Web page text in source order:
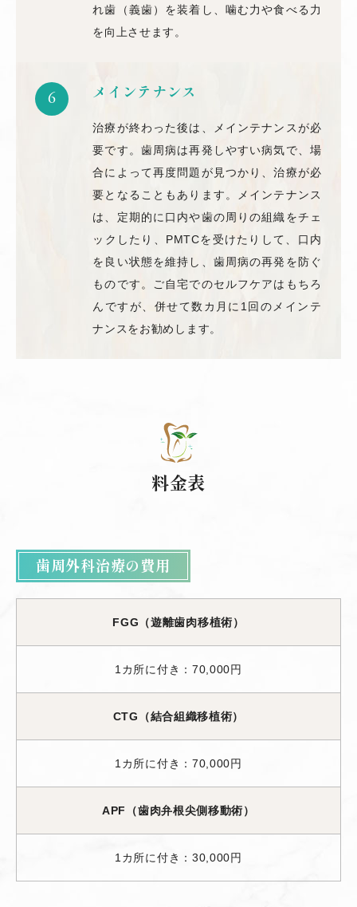
れ歯（義歯）を装着し、噛む力や食べる力
を向上させます。
6 メインテナンス
治療が終わった後は、メインテナンスが必
要です。歯周病は再発しやすい病気で、場
合によって再度問題が見つかり、治療が必
要となることもあります。メインテナンス
は、定期的に口内や歯の周りの組織をチェ
ックしたり、PMTCを受けたりして、口内
を良い状態を維持し、歯周病の再発を防ぐ
ものです。ご自宅でのセルフケアはもちろ
んですが、併せて数カ月に1回のメインテ
ナンスをお勧めします。
料金表
歯周外科治療の費用
FGG（遊離歯肉移植術）
1カ所に付き：70,000円
CTG（結合組織移植術）
1カ所に付き：70,000円
APF（歯肉弁根尖側移動術）
1カ所に付き：30,000円